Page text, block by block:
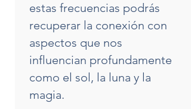
estas frecuencias podrás
recuperar la conexión con
aspectos que nos
influencian profundamente
como el sol, la luna y la
magia.